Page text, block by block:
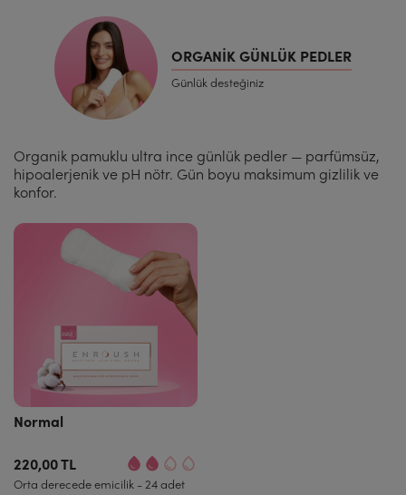
ORGANIK GÜNLÜK PEDLER
Günlük desteğiniz
Organik pamuklu ultra ince günlük pedler — parfümsüz,
hipoalerjenik ve pH nötr. Gün boyu maksimum gizlilik ve
konfor.
Normal
220,00 TL
Orta derecede emicilik - 24 adet